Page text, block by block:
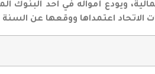
ويودع أمواله في احد البنوك
اعتمداها ووقعها عن السنة المالية